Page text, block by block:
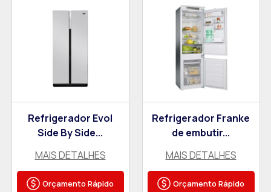
Refrigerador Evol
Side By Side...
MAIS DETALHES
Orçamento Rápido
Refrigerador Franke
de embutir...
MAIS DETALHES
Orçamento Rápido